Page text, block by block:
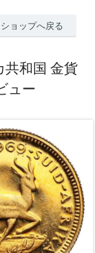
ショップへ戻る
共和国 金貨
ュー